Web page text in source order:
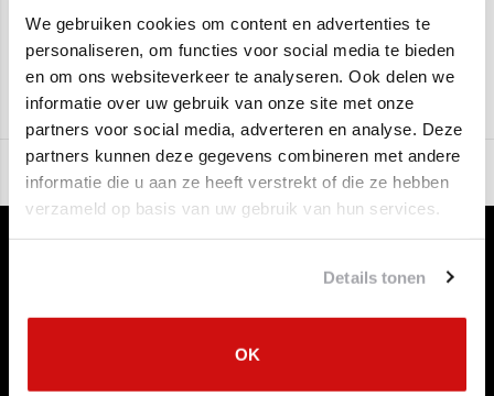
We gebruiken cookies om content en advertenties te
personaliseren, om functies voor social media te bieden
en om ons websiteverkeer te analyseren. Ook delen we
informatie over uw gebruik van onze site met onze
partners voor social media, adverteren en analyse. Deze
partners kunnen deze gegevens combineren met andere
informatie die u aan ze heeft verstrekt of die ze hebben
verzameld op basis van uw gebruik van hun services.
Details tonen
OK
JMJ
Aan verlanglijst toevoegen Toevoegen om te vergelijken